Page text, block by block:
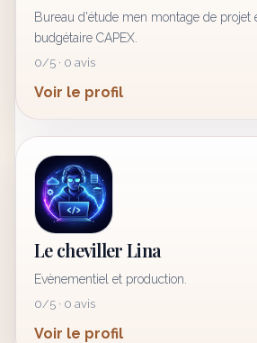
Bureau d'étude men montage de projet
budgétaire CAPEX.
0/5 · 0 avis
Voir le profil
Le cheviller Lina
Evènementiel et production.
0/5 · 0 avis
Voir le profil